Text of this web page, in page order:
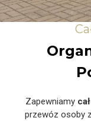
Zapewniamy
przewóz osoby